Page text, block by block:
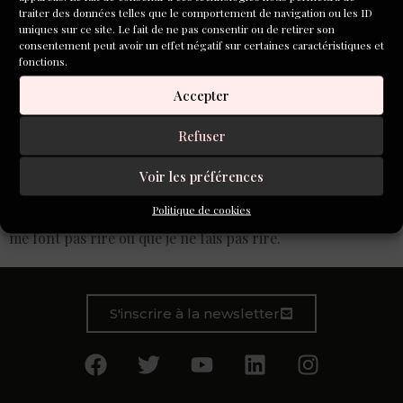
traiter des données telles que le comportement de navigation ou les ID
uniques sur ce site. Le fait de ne pas consentir ou de retirer son
consentement peut avoir un effet négatif sur certaines caractéristiques et
fonctions.
Accepter
Refuser
Voir les préférences
Politique de cookies
Rire et faire rire sont deux choses phénoménales, je ne
peux pas concevoir de relation forte avec des gens qui ne
me font pas rire ou que je ne fais pas rire.
S'inscrire à la newsletter